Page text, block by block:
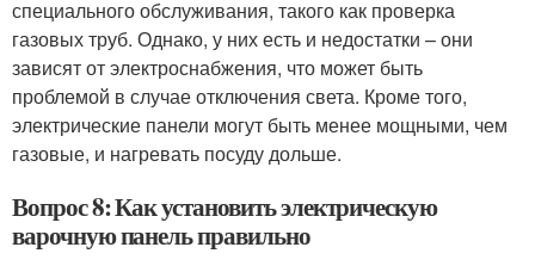
специального обслуживания, такого как проверка
газовых труб. Однако, у них есть и недостатки – они
зависят от электроснабжения, что может быть
проблемой в случае отключения света. Кроме того,
электрические панели могут быть менее мощными, чем
газовые, и нагревать посуду дольше.
Вопрос 8: Как установить электрическую
варочную панель правильно